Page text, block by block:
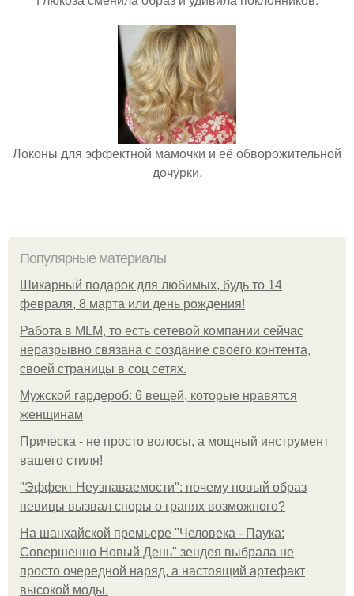
Локоны для эффектной мамочки и её обворожительной
дочурки.
Популярные материалы
Шикарный подарок для любимых, будь то 14
февраля, 8 марта или день рождения!
Работа в MLM, то есть сетевой компании сейчас
неразрывно связана с создание своего контента,
своей страницы в соц сетях.
Мужской гардероб: 6 вещей, которые нравятся
женщинам
Прическа - не просто волосы, а мощный инструмент
вашего стиля!
"Эффект Неузнаваемости": почему новый образ
певицы вызвал споры о гранях возможного?
На шанхайской премьере "Человека - Паука:
Совершенно Новый День" зендея выбрала не
просто очередной наряд, а настоящий артефакт
высокой моды.